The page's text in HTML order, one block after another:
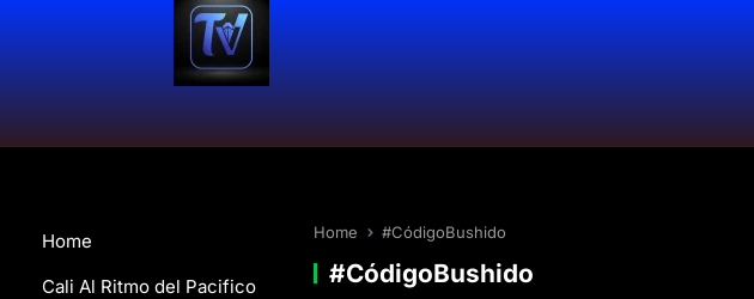
Home
Cali Al Ritmo del Pacifico
Home #CódigoBushido
#CódigoBushido